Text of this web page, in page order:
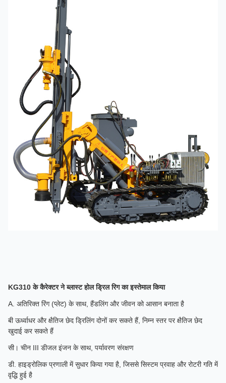
क्षैतिज छेद की न्यूनतम ऊंचाई
KG310 के कैरेक्टर ने ब्लास्ट होल ड्रिल रिग का इस्तेमाल किया
A. अतिरिक्त रिंग (प्लेट) के साथ, हैंडलिंग और जीवन को आसान बनाता है
बी ऊर्ध्वाधर और क्षैतिज छेद ड्रिलिंग दोनों कर सकते हैं, निम्न स्तर पर क्षैतिज छेद
खुदाई कर सकते हैं
सी। चीन III डीजल इंजन के साथ, पर्यावरण संरक्षण
डी. हाइड्रोलिक प्रणाली में सुधार किया गया है, जिससे सिस्टम प्रवाह और रोटरी गति में
वृद्धि हुई है